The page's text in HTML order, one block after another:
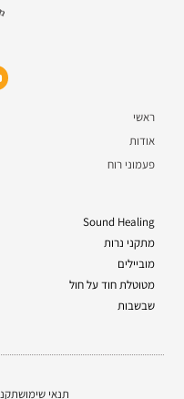
ראשי
אודות
פעמוני רוח
Sound Healing
מתקני נרות
מוביילים
מטוטלת חוד על חול
שבשבות
תנאי שימוש